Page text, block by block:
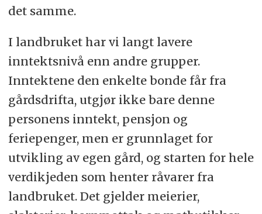
det samme.
I landbruket har vi langt lavere
inntektsnivå enn andre grupper.
Inntektene den enkelte bonde får fra
gårdsdrifta, utgjør ikke bare denne
personens inntekt, pensjon og
feriepenger, men er grunnlaget for
utvikling av egen gård, og starten for hele
verdikjeden som henter råvarer fra
landbruket. Det gjelder meierier,